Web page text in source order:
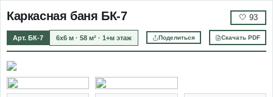
Каркасная баня БК-7 🤍 93
Арт. БК-7 6х6 м · 58 м² · 1+м этаж Поделиться Скачать PDF